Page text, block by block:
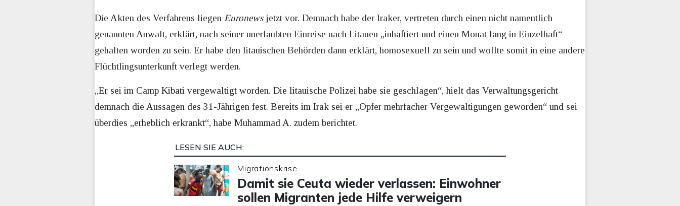
Die Akten des Verfahrens liegen Euronewsjetzt vor. Demnach habe der Iraker, vertreten durch einen nicht namentlich
genannten Anwalt, erklärt, nach seiner unerlaubten Einreise nach Litauen „inhaftiert und einen Monat lang in Einzelhaft“
gehalten worden zu sein. Er habe den litauischen Behörden dann erklärt, homosexuell zu sein und wollte somit in eine andere
Flüchtlingsunterkunft verlegt werden.
„Er sei im Camp Kibati vergewaltigt worden. Die litauische Polizei habe sie geschlagen“, hielt das Verwaltungsgericht
demnach die Aussagen des 31-Jährigen fest. Bereits im Irak sei er „Opfer mehrfacher Vergewaltigungen geworden“ und sei
überdies „erheblich erkrankt“, habe Muhammad A. zudem berichtet.
LESEN SIE AUCH:
Migrationskrise
Damit sie Ceuta wieder verlassen: Einwohner
sollen Migranten jede Hilfe verweigern